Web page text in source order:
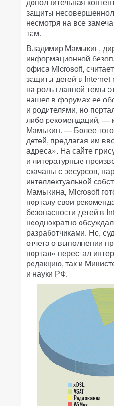
защиты
несмотря на все
там.
Владимир Мамыкин,
информационной
офиса Microsoft,
защиты детей в Internet
на роль главной темы
нашел в форумах ее
и родителями, но
либо рекомендаций, —
Мамыкин. — Более
детей, предлагая им
адреса». На сайте
и литературные
скачаны с ресурсов,
интеллектуальной
Мамыкина, Microsoft
порталу свои
безопасности детей в
неоднократно
разработчиками. Но,
отчета о выполнении
портал» перестал
редакцию, так и
и науки РФ.